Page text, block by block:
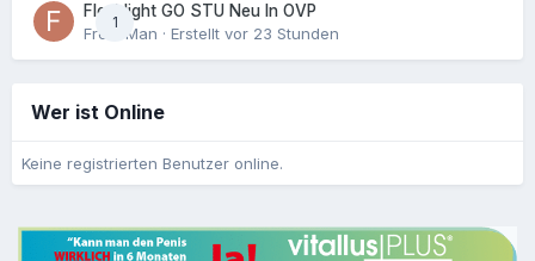
1
Fleshlight GO STU Neu In OVP
FreshMan · Erstellt vor 23 Stunden
Wer ist Online
Keine registrierten Benutzer online.